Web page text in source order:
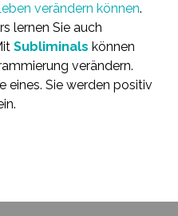
verändern können.
lernen Sie auch
Subliminals können
verändern.
eines. Sie werden positiv